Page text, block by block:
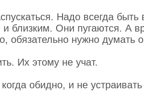
Надо всегда
близким. Они пугаются. А
обязательно нужно думать
Их этому не учат.
обидно, и не